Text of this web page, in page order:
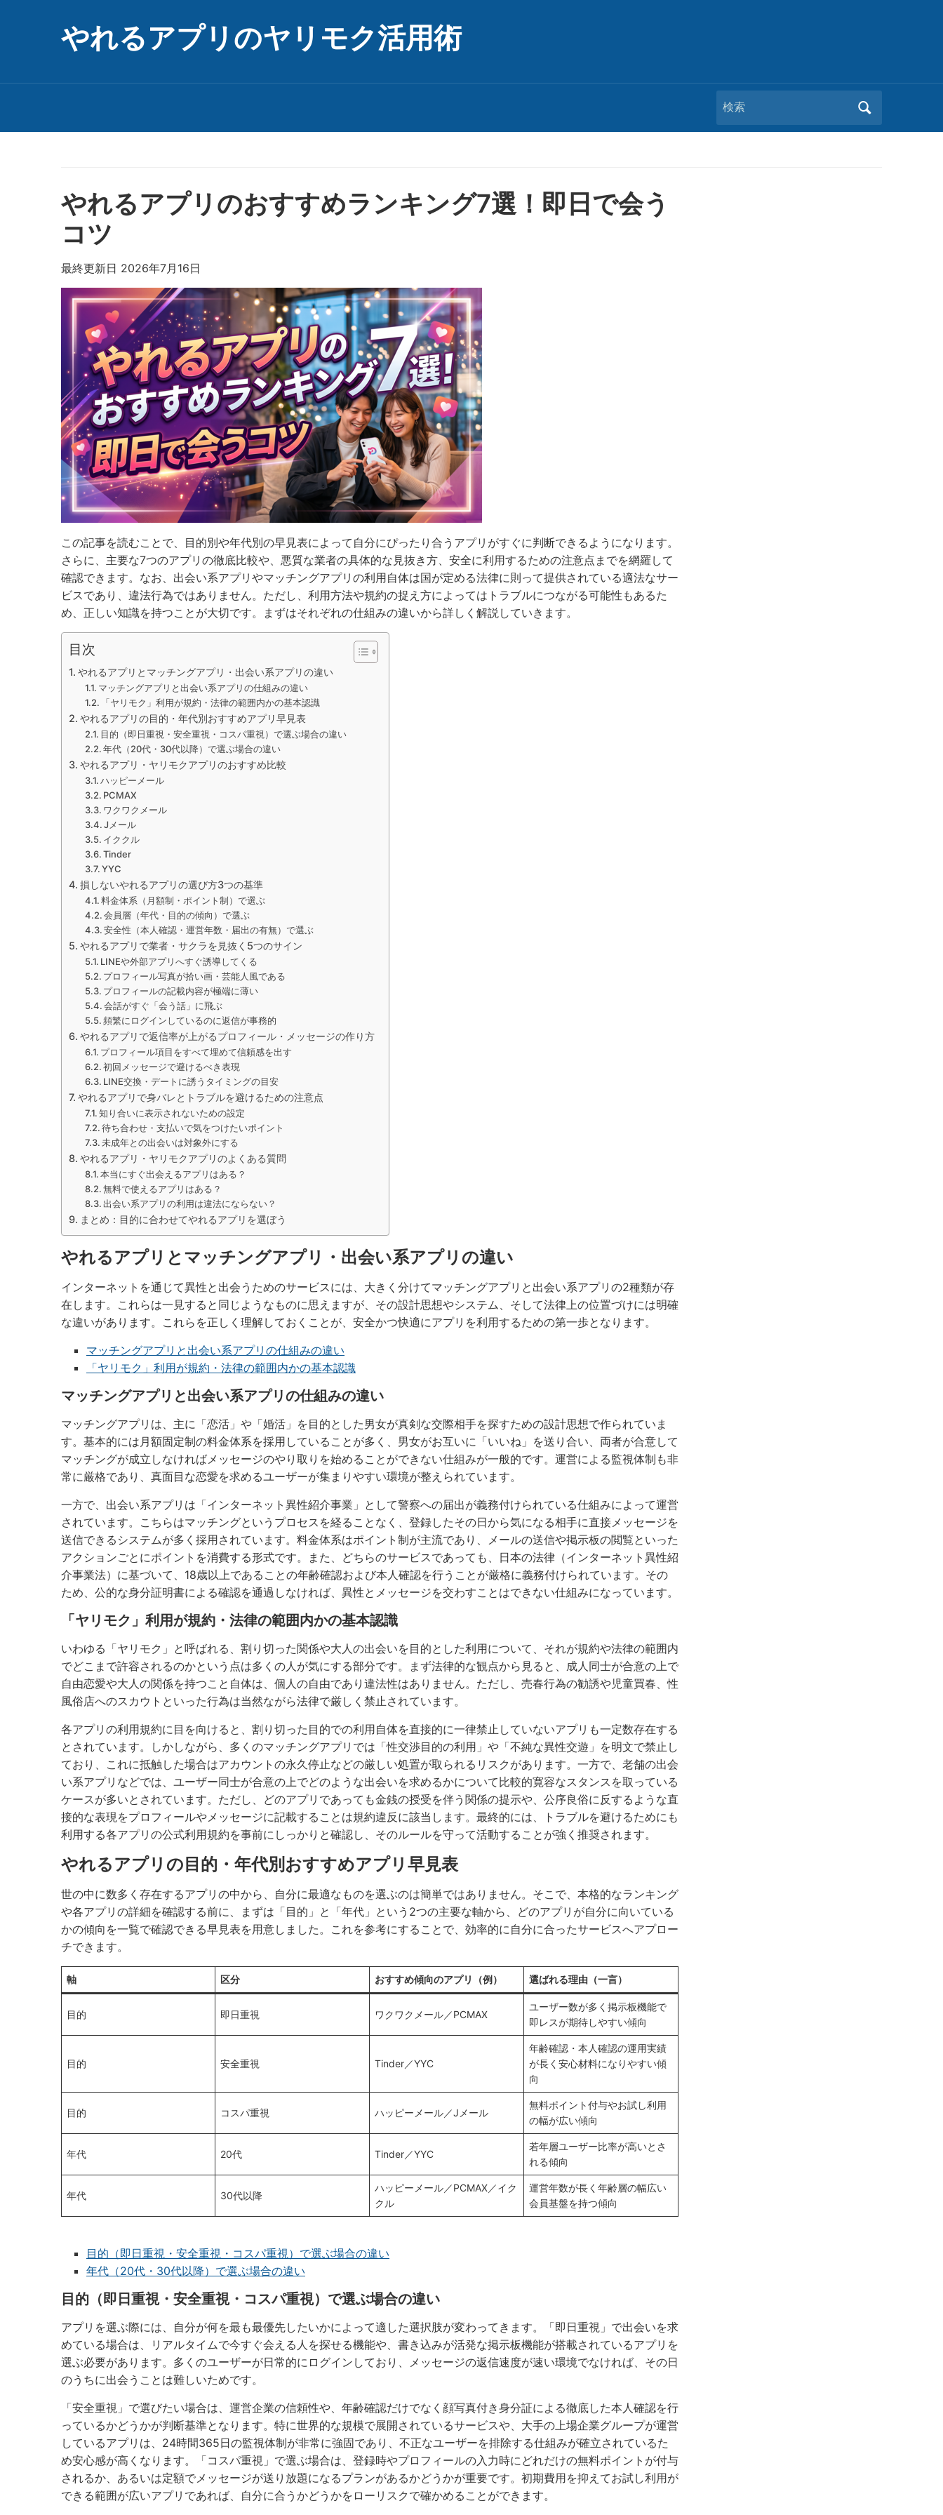
やれるアプリのヤリモク活用術
Search
for:
やれるアプリのおすすめランキング7選！即日で会う
コツ
最終更新日 2026年7月16日
この記事を読むことで、目的別や年代別の早見表によって自分にぴったり合うアプリがすぐに判断できるようになります。
さらに、主要な7つのアプリの徹底比較や、悪質な業者の具体的な見抜き方、安全に利用するための注意点までを網羅して
確認できます。なお、出会い系アプリやマッチングアプリの利用自体は国が定める法律に則って提供されている適法なサー
ビスであり、違法行為ではありません。ただし、利用方法や規約の捉え方によってはトラブルにつながる可能性もあるた
め、正しい知識を持つことが大切です。まずはそれぞれの仕組みの違いから詳しく解説していきます。
目次
やれるアプリとマッチングアプリ・出会い系アプリの違い
マッチングアプリと出会い系アプリの仕組みの違い
「ヤリモク」利用が規約・法律の範囲内かの基本認識
やれるアプリの目的・年代別おすすめアプリ早見表
目的（即日重視・安全重視・コスパ重視）で選ぶ場合の違い
年代（20代・30代以降）で選ぶ場合の違い
やれるアプリ・ヤリモクアプリのおすすめ比較
ハッピーメール
PCMAX
ワクワクメール
Jメール
イククル
Tinder
YYC
損しないやれるアプリの選び方3つの基準
料金体系（月額制・ポイント制）で選ぶ
会員層（年代・目的の傾向）で選ぶ
安全性（本人確認・運営年数・届出の有無）で選ぶ
やれるアプリで業者・サクラを見抜く5つのサイン
LINEや外部アプリへすぐ誘導してくる
プロフィール写真が拾い画・芸能人風である
プロフィールの記載内容が極端に薄い
会話がすぐ「会う話」に飛ぶ
頻繁にログインしているのに返信が事務的
やれるアプリで返信率が上がるプロフィール・メッセージの作り方
プロフィール項目をすべて埋めて信頼感を出す
初回メッセージで避けるべき表現
LINE交換・デートに誘うタイミングの目安
やれるアプリで身バレとトラブルを避けるための注意点
知り合いに表示されないための設定
待ち合わせ・支払いで気をつけたいポイント
未成年との出会いは対象外にする
やれるアプリ・ヤリモクアプリのよくある質問
本当にすぐ出会えるアプリはある？
無料で使えるアプリはある？
出会い系アプリの利用は違法にならない？
まとめ：目的に合わせてやれるアプリを選ぼう
やれるアプリとマッチングアプリ・出会い系アプリの違い
インターネットを通じて異性と出会うためのサービスには、大きく分けてマッチングアプリと出会い系アプリの2種類が存
在します。これらは一見すると同じようなものに思えますが、その設計思想やシステム、そして法律上の位置づけには明確
な違いがあります。これらを正しく理解しておくことが、安全かつ快適にアプリを利用するための第一歩となります。
マッチングアプリと出会い系アプリの仕組みの違い
「ヤリモク」利用が規約・法律の範囲内かの基本認識
マッチングアプリと出会い系アプリの仕組みの違い
マッチングアプリは、主に「恋活」や「婚活」を目的とした男女が真剣な交際相手を探すための設計思想で作られていま
す。基本的には月額固定制の料金体系を採用していることが多く、男女がお互いに「いいね」を送り合い、両者が合意して
マッチングが成立しなければメッセージのやり取りを始めることができない仕組みが一般的です。運営による監視体制も非
常に厳格であり、真面目な恋愛を求めるユーザーが集まりやすい環境が整えられています。
一方で、出会い系アプリは「インターネット異性紹介事業」として警察への届出が義務付けられている仕組みによって運営
されています。こちらはマッチングというプロセスを経ることなく、登録したその日から気になる相手に直接メッセージを
送信できるシステムが多く採用されています。料金体系はポイント制が主流であり、メールの送信や掲示板の閲覧といった
アクションごとにポイントを消費する形式です。また、どちらのサービスであっても、日本の法律（インターネット異性紹
介事業法）に基づいて、18歳以上であることの年齢確認および本人確認を行うことが厳格に義務付けられています。その
ため、公的な身分証明書による確認を通過しなければ、異性とメッセージを交わすことはできない仕組みになっています。
「ヤリモク」利用が規約・法律の範囲内かの基本認識
いわゆる「ヤリモク」と呼ばれる、割り切った関係や大人の出会いを目的とした利用について、それが規約や法律の範囲内
でどこまで許容されるのかという点は多くの人が気にする部分です。まず法律的な観点から見ると、成人同士が合意の上で
自由恋愛や大人の関係を持つこと自体は、個人の自由であり違法性はありません。ただし、売春行為の勧誘や児童買春、性
風俗店へのスカウトといった行為は当然ながら法律で厳しく禁止されています。
各アプリの利用規約に目を向けると、割り切った目的での利用自体を直接的に一律禁止していないアプリも一定数存在する
とされています。しかしながら、多くのマッチングアプリでは「性交渉目的の利用」や「不純な異性交遊」を明文で禁止し
ており、これに抵触した場合はアカウントの永久停止などの厳しい処置が取られるリスクがあります。一方で、老舗の出会
い系アプリなどでは、ユーザー同士が合意の上でどのような出会いを求めるかについて比較的寛容なスタンスを取っている
ケースが多いとされています。ただし、どのアプリであっても金銭の授受を伴う関係の提示や、公序良俗に反するような直
接的な表現をプロフィールやメッセージに記載することは規約違反に該当します。最終的には、トラブルを避けるためにも
利用する各アプリの公式利用規約を事前にしっかりと確認し、そのルールを守って活動することが強く推奨されます。
やれるアプリの目的・年代別おすすめアプリ早見表
世の中に数多く存在するアプリの中から、自分に最適なものを選ぶのは簡単ではありません。そこで、本格的なランキング
や各アプリの詳細を確認する前に、まずは「目的」と「年代」という2つの主要な軸から、どのアプリが自分に向いている
かの傾向を一覧で確認できる早見表を用意しました。これを参考にすることで、効率的に自分に合ったサービスへアプロー
チできます。
軸 区分 おすすめ傾向のアプリ（例） 選ばれる理由（一言）
目的 即日重視 ワクワクメール／PCMAX
ユーザー数が多く掲示板機能で
即レスが期待しやすい傾向
目的 安全重視 Tinder／YYC
年齢確認・本人確認の運用実績
が長く安心材料になりやすい傾
向
目的 コスパ重視 ハッピーメール／Jメール
無料ポイント付与やお試し利用
の幅が広い傾向
年代 20代 Tinder／YYC
若年層ユーザー比率が高いとさ
れる傾向
年代 30代以降
ハッピーメール／PCMAX／イク
クル
運営年数が長く年齢層の幅広い
会員基盤を持つ傾向
目的（即日重視・安全重視・コスパ重視）で選ぶ場合の違い
年代（20代・30代以降）で選ぶ場合の違い
目的（即日重視・安全重視・コスパ重視）で選ぶ場合の違い
アプリを選ぶ際には、自分が何を最も最優先したいかによって適した選択肢が変わってきます。「即日重視」で出会いを求
めている場合は、リアルタイムで今すぐ会える人を探せる機能や、書き込みが活発な掲示板機能が搭載されているアプリを
選ぶ必要があります。多くのユーザーが日常的にログインしており、メッセージの返信速度が速い環境でなければ、その日
のうちに出会うことは難しいためです。
「安全重視」で選びたい場合は、運営企業の信頼性や、年齢確認だけでなく顔写真付き身分証による徹底した本人確認を行
っているかどうかが判断基準となります。特に世界的な規模で展開されているサービスや、大手の上場企業グループが運営
しているアプリは、24時間365日の監視体制が非常に強固であり、不正なユーザーを排除する仕組みが確立されているた
め安心感が高くなります。「コスパ重視」で選ぶ場合は、登録時やプロフィールの入力時にどれだけの無料ポイントが付与
されるか、あるいは定額でメッセージが送り放題になるプランがあるかどうかが重要です。初期費用を抑えてお試し利用が
できる範囲が広いアプリであれば、自分に合うかどうかをローリスクで確かめることができます。